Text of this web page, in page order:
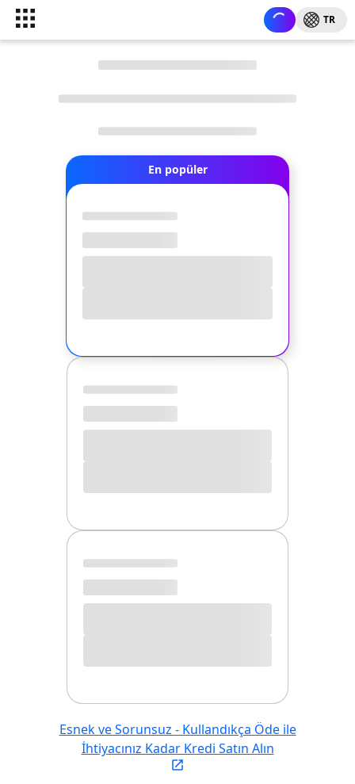
TR
En popüler
Esnek ve Sorunsuz - Kullandıkça Öde ile
İhtiyacınız Kadar Kredi Satın Alın